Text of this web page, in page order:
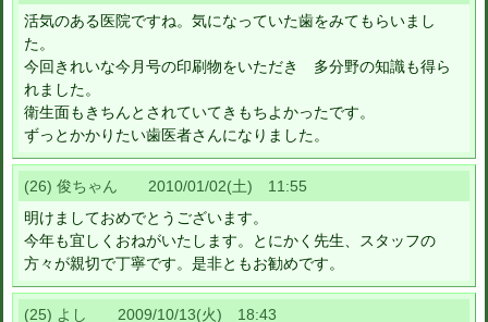
活気のある医院ですね。気になっていた歯をみてもらいまし
た。
今回きれいな今月号の印刷物をいただき 多分野の知識も得ら
れました。
衛生面もきちんとされていてきもちよかったです。
ずっとかかりたい歯医者さんになりました。
(26) 俊ちゃん 2010/01/02(土) 11:55
明けましておめでとうございます。
今年も宜しくおねがいたします。とにかく先生、スタッフの
方々が親切で丁寧です。是非ともお勧めです。
(25) よし 2009/10/13(火) 18:43